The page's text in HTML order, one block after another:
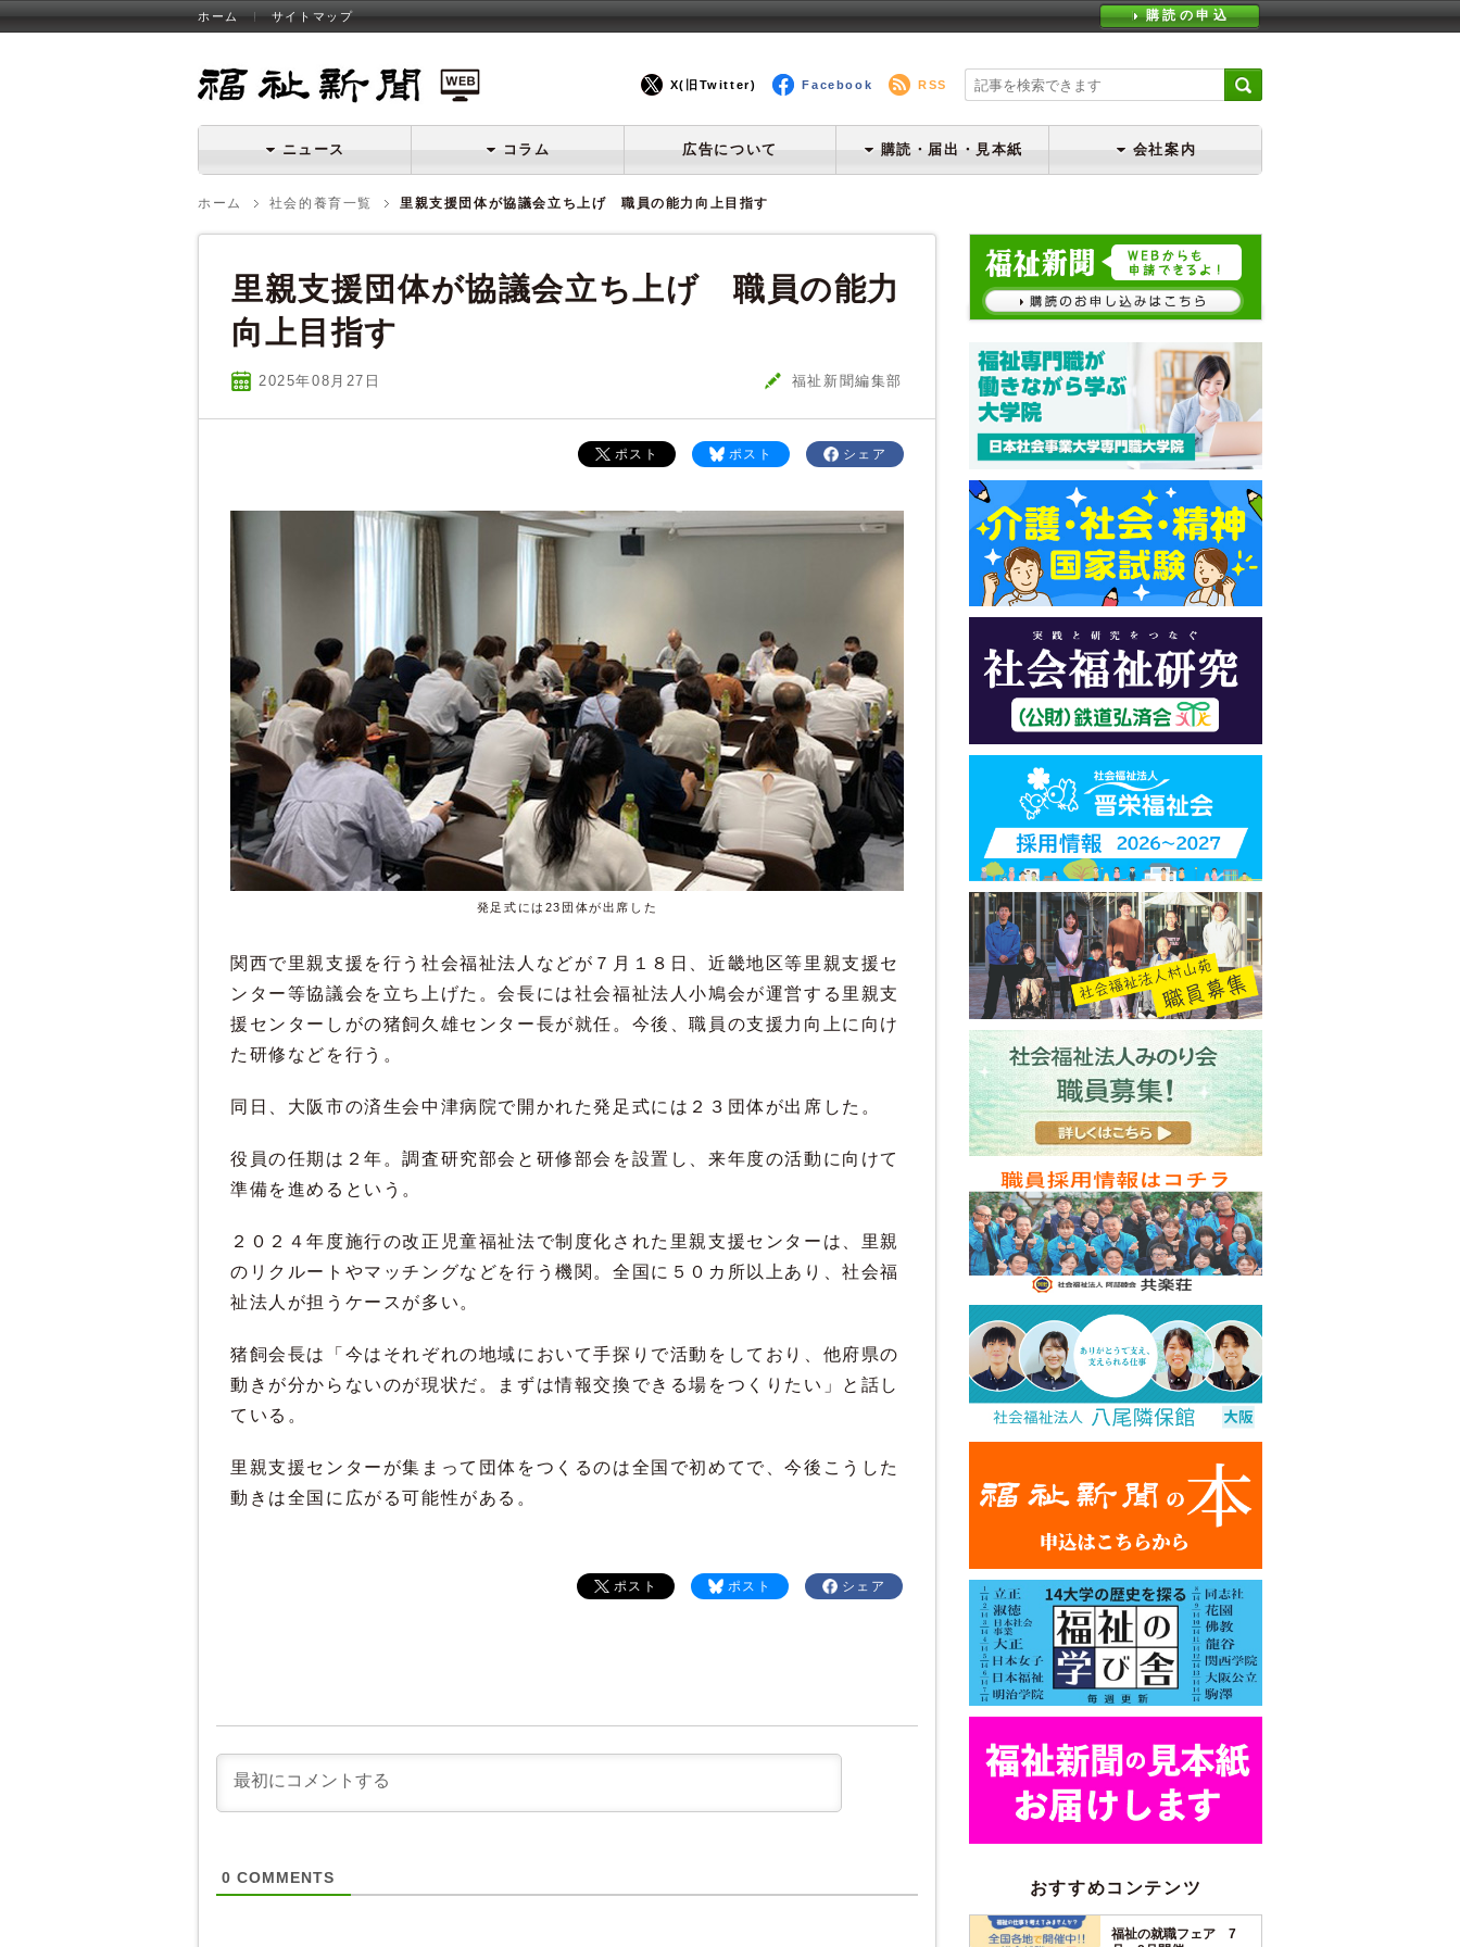
ホーム サイトマップ 購読の申込
X(旧Twitter) Facebook RSS
ニュース コラム 広告について 購読・届出・見本紙 会社案内
ホーム 社会的養育一覧 里親支援団体が協議会立ち上げ 職員の能力向上目指す
里親支援団体が協議会立ち上げ 職員の能力
向上目指す
2025年08 月 27 日 福祉新聞編集部
シェア
ポスト
ポスト
発足式には23団体が出席した
関西で里親支援を行う社会福祉法人などが７月１８日、近畿地区等里親支援セ
ンター等協議会を立ち上げた。会長には社会福祉法人小鳩会が運営する里親支
援センターしがの猪飼久雄センター長が就任。今後、職員の支援力向上に向け
た研修などを行う。
同日、大阪市の済生会中津病院で開かれた発足式には２３団体が出席した。
役員の任期は２年。調査研究部会と研修部会を設置し、来年度の活動に向けて
準備を進めるという。
２０２４年度施行の改正児童福祉法で制度化された里親支援センターは、里親
のリクルートやマッチングなどを行う機関。全国に５０カ所以上あり、社会福
祉法人が担うケースが多い。
猪飼会長は「今はそれぞれの地域において手探りで活動をしており、他府県の
動きが分からないのが現状だ。まずは情報交換できる場をつくりたい」と話し
ている。
里親支援センターが集まって団体をつくるのは全国で初めてで、今後こうした
動きは全国に広がる可能性がある。
シェア
ポスト
ポスト
0 COMMENTS
おすすめコンテンツ
福祉の就職フェア 7